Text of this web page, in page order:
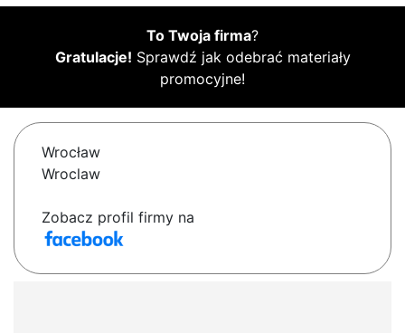
To Twoja firma?
Gratulacje! Sprawdź jak odebrać materiały
promocyjne!
Wrocław
Wroclaw
Zobacz profil firmy na